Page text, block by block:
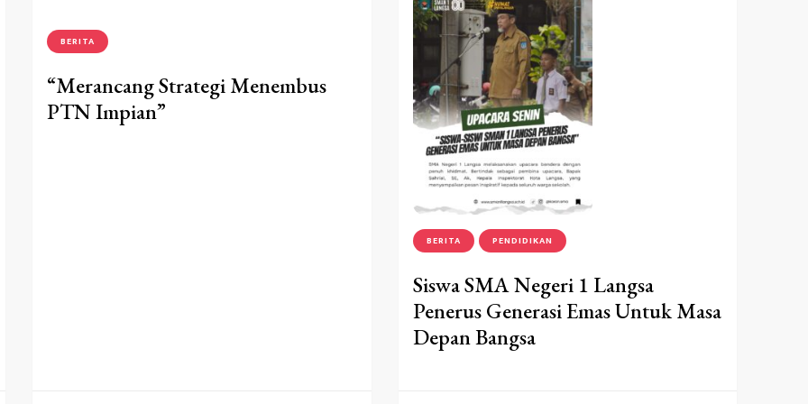
BERITA
“Merancang Strategi Menembus
PTN Impian”
BERITA PENDIDIKAN
Siswa SMA Negeri 1 Langsa
Penerus Generasi Emas Untuk Masa
Depan Bangsa